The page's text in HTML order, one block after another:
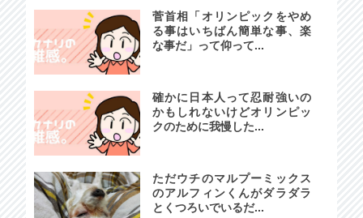
菅首相「オリンピックをやめ
る事はいちばん簡単な事、楽
な事だ」って仰って...
確かに日本人って忍耐強いの
かもしれないけどオリンピッ
クのために我慢した...
ただウチのマルプーミックス
のアルフィンくんがダラダラ
とくつろいでいるだ...